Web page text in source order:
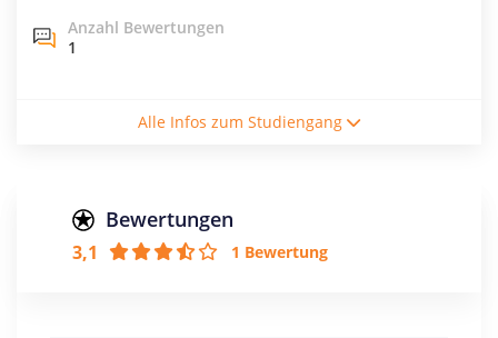
Anzahl Bewertungen
1
Abschluss
Alle Infos zum Studiengang
Bewertungen
3,1 1 Bewertung